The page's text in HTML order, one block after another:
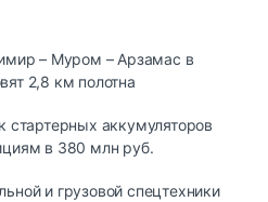
– Муром – Арзамас в
2,8 км полотна
стартерных аккумуляторов
в 380 млн руб.
и грузовой спецтехники